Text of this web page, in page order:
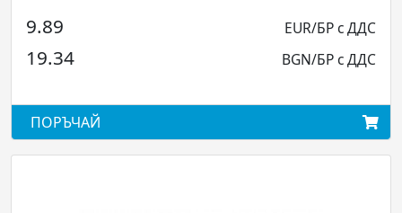
9.89 EUR/БР с ДДС
19.34 BGN/БР с ДДС
ПОРЪЧАЙ